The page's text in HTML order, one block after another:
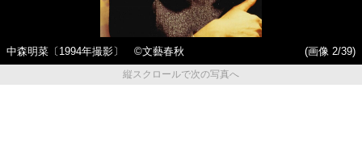
中森明菜〔1994年撮影〕 ©文藝春秋
(画像 2/39)
縦スクロールで次の写真へ